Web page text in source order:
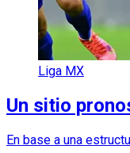
Liga MX
Un sitio
En base a una